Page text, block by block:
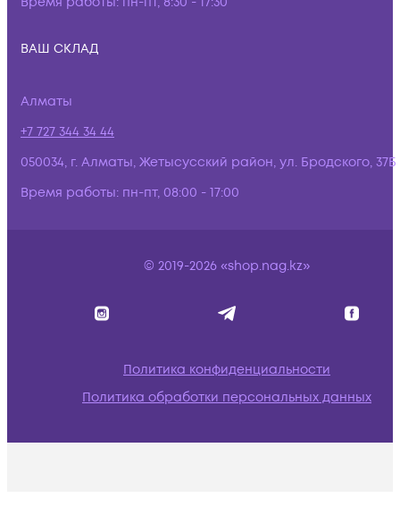
ВАШ СКЛАД
Алматы
+7 727 344 34 44
050034, г. Алматы, Жетысусский район, ул. Бродского, 37Б
Время работы: пн-пт, 08:00 - 17:00
© 2019-2026 «shop.nag.kz»
Политика конфиденциальности
Политика обработки персональных данных